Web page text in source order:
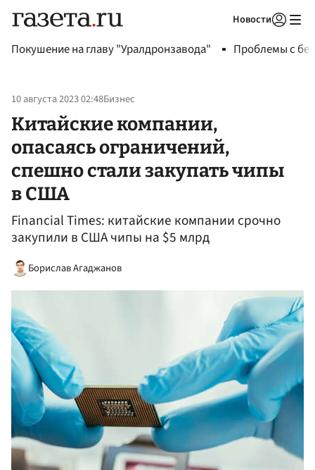
Новости
Покушение на главу "Уралдронзавода" Проблемы с
10 августа 2023 02:48Бизнес
Китайские компании,
опасаясь ограничений,
спешно стали закупать чипы
в США
Financial Times: китайские компании срочно
закупили в США чипы на $5 млрд
Борислав Агаджанов